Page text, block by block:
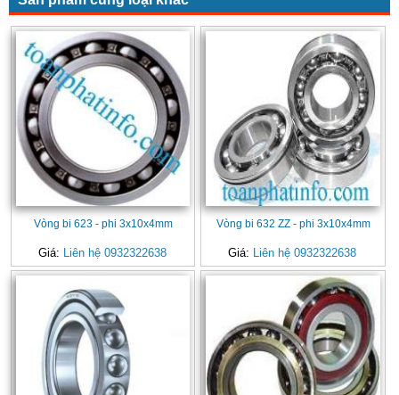
Vòng bi 623 - phi 3x10x4mm
Giá: Liên hệ 0932322638
Vòng bi 632 ZZ - phi 3x10x4mm
Giá: Liên hệ 0932322638